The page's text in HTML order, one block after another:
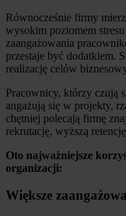
Równocześnie firmy
wysokim poziomem
zaangażowania
przestaje być dodatkiem.
realizację celów
Pracownicy, którzy czują
angażują się w projekty,
chętniej polecają firmę
rekrutację, wyższą
Oto najważniejsze
organizacji:
Większe